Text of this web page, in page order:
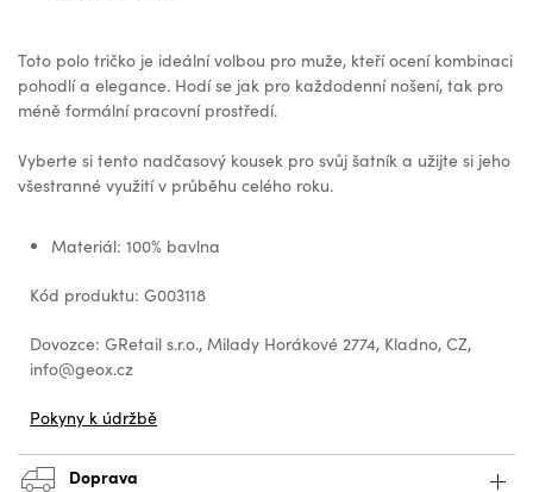
Toto polo tričko je ideální volbou pro muže, kteří ocení kombinaci
pohodlí a elegance. Hodí se jak pro každodenní nošení, tak pro
méně formální pracovní prostředí.
Vyberte si tento nadčasový kousek pro svůj šatník a užijte si jeho
všestranné využití v průběhu celého roku.
Materiál: 100% bavlna
Kód produktu: G003118
Dovozce: GRetail s.r.o., Milady Horákové 2774, Kladno, CZ,
info@geox.cz
Pokyny k údržbě
Doprava